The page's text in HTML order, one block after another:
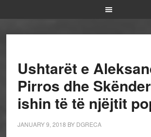
Ushtarët e
Pirros dhe
ishin të të njëjtit
JANUARY 9, 2018 BY DGRECA